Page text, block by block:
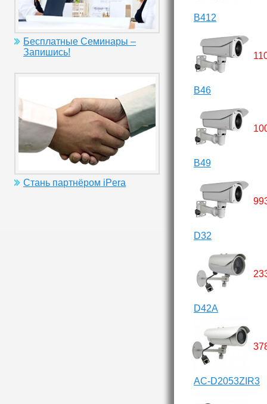
Бесплатные Семинары –
Запишись!
Стань партнёром iPera
B412
B46
B49
D32
D42A
AC-D2053ZIR3